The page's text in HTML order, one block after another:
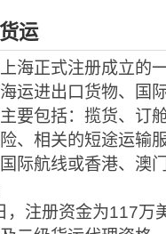
运
海正式注册成立的
进出口货物、国
要包括：揽货、订
、相关的短途运输
际航线或香港、澳
注册资金为117万